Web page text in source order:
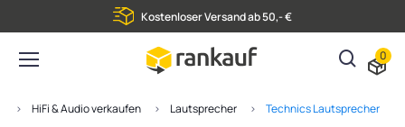
Kostenloser Versand ab 50,- €
0
HiFi & Audio verkaufen Lautsprecher Technics Lautsprecher